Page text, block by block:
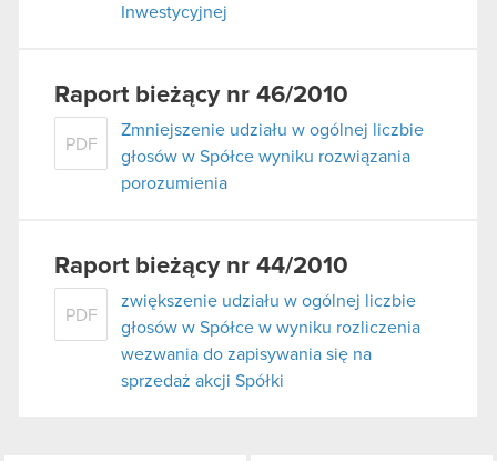
Inwestycyjnej
Raport bieżący nr 46/2010
PDF
Zmniejszenie udziału w ogólnej liczbie
głosów w Spółce wyniku rozwiązania
porozumienia
Raport bieżący nr 44/2010
PDF
zwiększenie udziału w ogólnej liczbie
głosów w Spółce w wyniku rozliczenia
wezwania do zapisywania się na
sprzedaż akcji Spółki